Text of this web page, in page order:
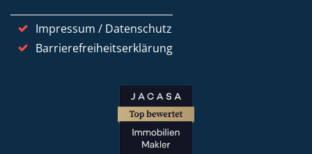
Impressum / Datenschutz
Barrierefreiheitserklärung